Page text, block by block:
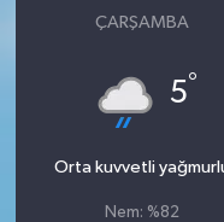
ÇARŞAMBA
5°
Orta kuvvetli
Nem: %82